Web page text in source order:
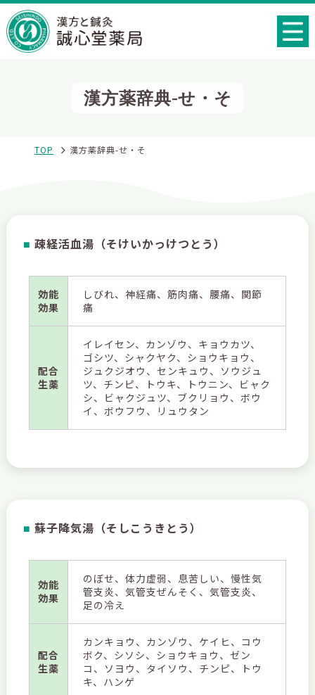
漢方薬辞典-せ・そ
TOP 漢方薬辞典-せ・そ
■ 疎経活血湯（そけいかっけつとう）
効能
効果
しびれ、神経痛、筋肉痛、腰痛、関節
痛
配合
生薬
イレイセン、カンゾウ、キョウカツ、
ゴシツ、シャクヤク、ショウキョウ、
ジュクジオウ、センキュウ、ソウジュ
ツ、チンピ、トウキ、トウニン、ビャク
シ、ビャクジュツ、ブクリョウ、ボウ
イ、ボウフウ、リュウタン
■ 蘇子降気湯（そしこうきとう）
効能
効果
のぼせ、体力虚弱、息苦しい、慢性気
管支炎、気管支ぜんそく、気管支炎、
足の冷え
配合
生薬
カンキョウ、カンゾウ、ケイヒ、コウ
ボク、シソシ、ショウキョウ、ゼン
コ、ソヨウ、タイソウ、チンピ、トウ
キ、ハンゲ